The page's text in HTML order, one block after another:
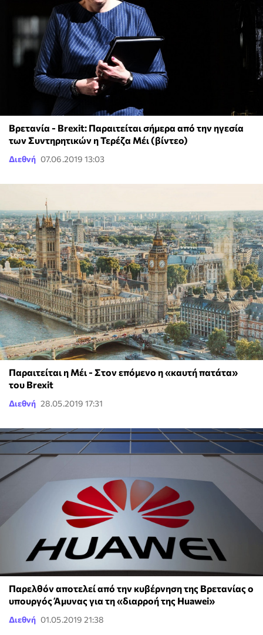
Βρετανία - Brexit: Παραιτείται σήμερα από την ηγεσία
των Συντηρητικών η Τερέζα Μέι (βίντεο)
Διεθνή 07.06.2019 13:03
Παραιτείται η Μέι - Στον επόμενο η «καυτή πατάτα»
του Brexit
Διεθνή 28.05.2019 17:31
Παρελθόν αποτελεί από την κυβέρνηση της Βρετανίας ο
υπουργός Άμυνας για τη «διαρροή της Huawei»
Διεθνή 01.05.2019 21:38